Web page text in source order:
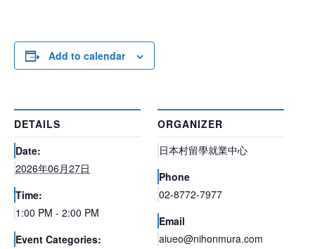
Add to calendar
DETAILS
Date:
2026年06月27日
Time:
1:00 PM - 2:00 PM
Event Categories:
ORGANIZER
日本村留學就業中心
Phone
02-8772-7977
Email
aiueo@nihonmura.com